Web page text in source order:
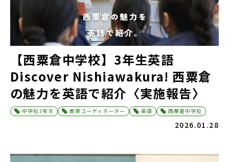
【西粟倉中学校】3年生英語
Discover Nishiawakura! 西粟倉
の魅力を英語で紹介〈実施報告〉
中学校3年生 教育コーディネーター 英語 西粟倉中学校
2026.01.28